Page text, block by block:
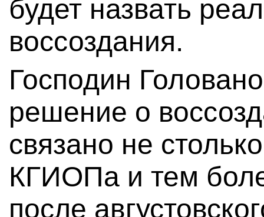
будет назвать
воссоздания.
Господин
решение о
связано не
КГИОПа и тем
после